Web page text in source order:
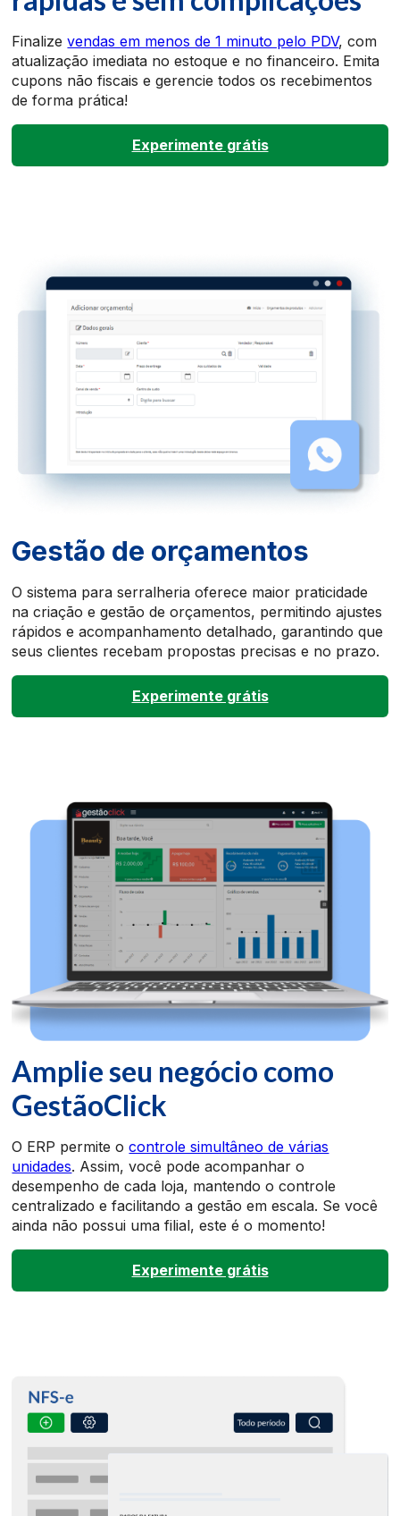
Finalizevendas em menos de 1 minuto pelo PDV, com
atualização imediata no estoque e no financeiro. Emita
cupons não fiscais e gerencie todos os recebimentos
de forma prática!
Experimente grátis
Gestão de orçamentos
O sistema para serralheria oferece maior praticidade
na criação e gestão de orçamentos, permitindo ajustes
rápidos e acompanhamento detalhado, garantindo que
seus clientes recebam propostas precisas e no prazo.
Experimente grátis
Amplie seu negócio como
GestãoClick
O ERP permite ocontrole simultâneo de várias
unidades. Assim, você pode acompanhar o
desempenho de cada loja, mantendo o controle
centralizado e facilitando a gestão em escala. Se você
ainda não possui uma filial, este é o momento!
Experimente grátis